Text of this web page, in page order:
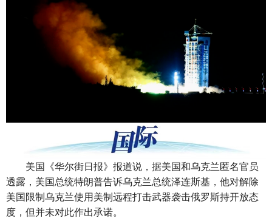
美国《华尔街日报》报道说，据美国和乌克兰匿名官员
透露，美国总统特朗普告诉乌克兰总统泽连斯基，他对解除
美国限制乌克兰使用美制远程打击武器袭击俄罗斯持开放态
度，但并未对此作出承诺。